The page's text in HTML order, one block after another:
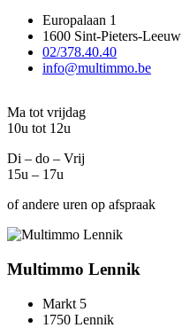
Europalaan 1
1600 Sint-Pieters-Leeuw
02/378.40.40
info@multimmo.be
Ma tot vrijdag
10u tot 12u
Di – do – Vrij
15u – 17u
of andere uren op afspraak
Multimmo Lennik
Markt 5
1750 Lennik